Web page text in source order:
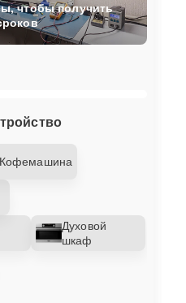
Кофемашина
Духовой
шкаф
чтобы получить